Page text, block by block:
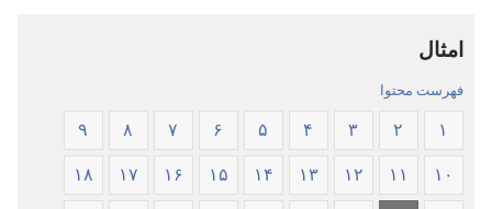
امثال
فهرست محتوا
۱ ۲ ۳ ۴ ۵ ۶ ۷ ۸ ۹
۱۰ ۱۱ ۱۲ ۱۳ ۱۴ ۱۵ ۱۶ ۱۷ ۱۸